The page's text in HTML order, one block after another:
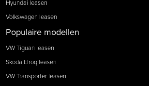
Hyundai leasen
Volkswagen leasen
Populaire modellen
VW Tiguan leasen
Skoda Elroq leasen
VW Transporter leasen